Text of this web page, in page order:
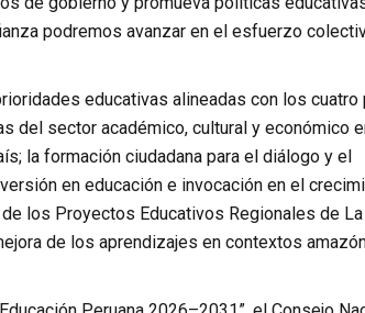
podremos avanzar en el esfuerzo
educativas alineadas con los
del sector académico, cultural y económico
la formación ciudadana para el diálogo y el
en educación e invocación en el
los Proyectos Educativos Regionales de
de los aprendizajes en contextos